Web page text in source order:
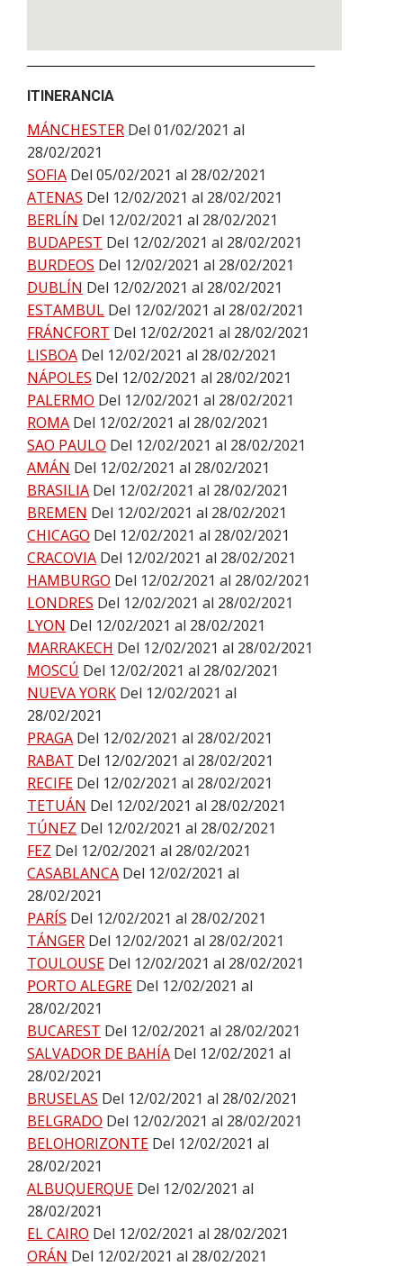
ITINERANCIA
MÁNCHESTER Del 01/02/2021 al
28/02/2021
SOFIA Del 05/02/2021 al 28/02/2021
ATENAS Del 12/02/2021 al 28/02/2021
BERLÍN Del 12/02/2021 al 28/02/2021
BUDAPEST Del 12/02/2021 al 28/02/2021
BURDEOS Del 12/02/2021 al 28/02/2021
DUBLÍN Del 12/02/2021 al 28/02/2021
ESTAMBUL Del 12/02/2021 al 28/02/2021
FRÁNCFORT Del 12/02/2021 al 28/02/2021
LISBOA Del 12/02/2021 al 28/02/2021
NÁPOLES Del 12/02/2021 al 28/02/2021
PALERMO Del 12/02/2021 al 28/02/2021
ROMA Del 12/02/2021 al 28/02/2021
SAO PAULO Del 12/02/2021 al 28/02/2021
AMÁN Del 12/02/2021 al 28/02/2021
BRASILIA Del 12/02/2021 al 28/02/2021
BREMEN Del 12/02/2021 al 28/02/2021
CHICAGO Del 12/02/2021 al 28/02/2021
CRACOVIA Del 12/02/2021 al 28/02/2021
HAMBURGO Del 12/02/2021 al 28/02/2021
LONDRES Del 12/02/2021 al 28/02/2021
LYON Del 12/02/2021 al 28/02/2021
MARRAKECH Del 12/02/2021 al 28/02/2021
MOSCÚ Del 12/02/2021 al 28/02/2021
NUEVA YORK Del 12/02/2021 al
28/02/2021
PRAGA Del 12/02/2021 al 28/02/2021
RABAT Del 12/02/2021 al 28/02/2021
RECIFE Del 12/02/2021 al 28/02/2021
TETUÁN Del 12/02/2021 al 28/02/2021
TÚNEZ Del 12/02/2021 al 28/02/2021
FEZ Del 12/02/2021 al 28/02/2021
CASABLANCA Del 12/02/2021 al
28/02/2021
PARÍS Del 12/02/2021 al 28/02/2021
TÁNGER Del 12/02/2021 al 28/02/2021
TOULOUSE Del 12/02/2021 al 28/02/2021
PORTO ALEGRE Del 12/02/2021 al
28/02/2021
BUCAREST Del 12/02/2021 al 28/02/2021
SALVADOR DE BAHÍA Del 12/02/2021 al
28/02/2021
BRUSELAS Del 12/02/2021 al 28/02/2021
BELGRADO Del 12/02/2021 al 28/02/2021
BELOHORIZONTE Del 12/02/2021 al
28/02/2021
ALBUQUERQUE Del 12/02/2021 al
28/02/2021
EL CAIRO Del 12/02/2021 al 28/02/2021
ORÁN Del 12/02/2021 al 28/02/2021